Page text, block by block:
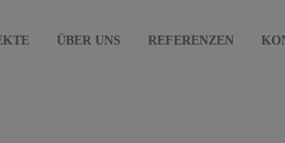
ÜBER UNS REFERENZEN